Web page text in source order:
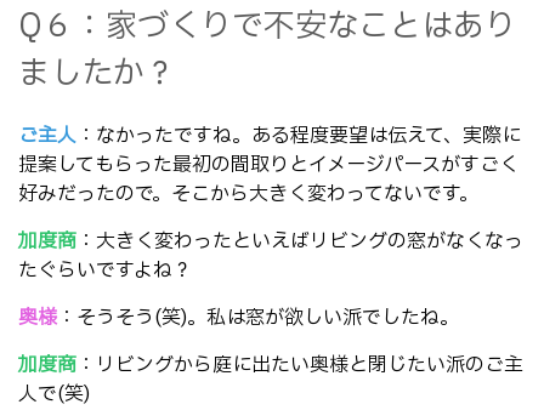
Q６：家づくりで不安なことはあり
ましたか？
ご主人 ：なかったですね。ある程度要望は伝えて、実際に
提案してもらった最初の間取りとイメージパースがすごく
好みだったので。そこから大きく変わってないです。
加度商 ：大きく変わったといえばリビングの窓がなくなっ
たぐらいですよね？
奥様 ：そうそう(笑)。私は窓が欲しい派でしたね。
加度商 ：リビングから庭に出たい奥様と閉じたい派のご主
人で(笑)